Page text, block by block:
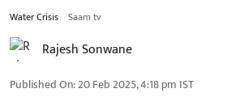
Water Crisis Saam tv
Rajesh Sonwane
Published On:20 Feb 2025, 4:18 pm IST